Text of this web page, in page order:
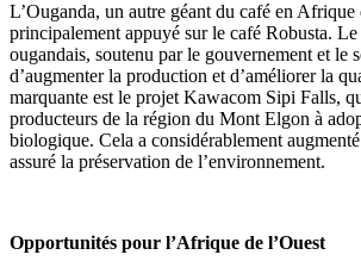
L’Ouganda, un autre géant du café en Afrique
principalement appuyé sur le café Robusta.
ougandais, soutenu par le gouvernement et le
d’augmenter la production et d’améliorer la
marquante est le projet Kawacom Sipi Falls,
producteurs de la région du Mont Elgon à
biologique. Cela a considérablement
assuré la préservation de l’environnement.
Opportunités pour l’Afrique de l’Ouest